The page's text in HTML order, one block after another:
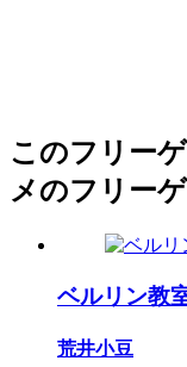
このフリー
メのフリー
ベルリン教
荒井小豆